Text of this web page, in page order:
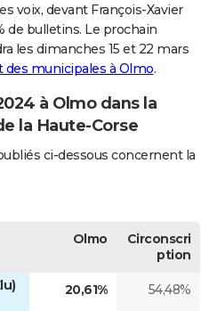
voix, devant François-Xavier
de bulletins. Le prochain
les dimanches 15 et 22 mars
des municipales à Olmo.
à Olmo dans la
la Haute-Corse
ci-dessous concernent la
Olmo
Circonscri
ption
20,61% 54,48%